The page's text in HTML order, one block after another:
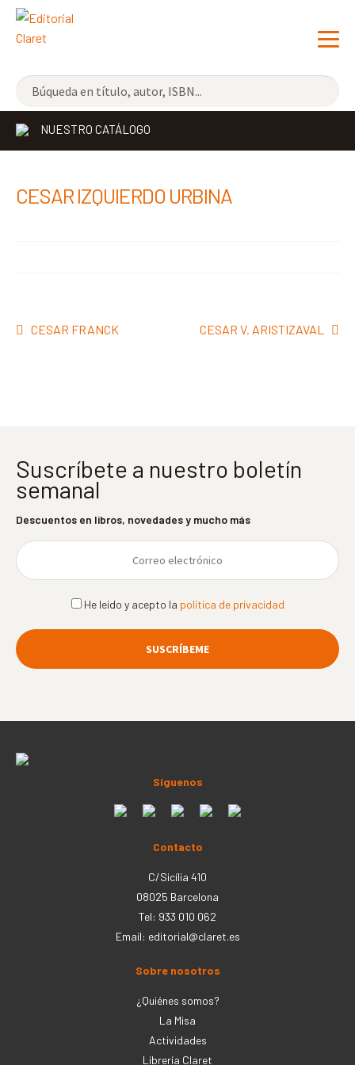
NOVEDADES
LOS MÁS VENDIDOS
NUESTRO CATÁLOGO
CESAR IZQUIERDO URBINA
Navegación
Anterior:
CESAR FRANCK Siguiente:
CESAR V. ARISTIZAVAL
Suscríbete a nuestro boletín
semanal
Descuentos en libros, novedades y mucho más
He leído y acepto la política de privacidad
Síguenos
Contacto
C/Sicília 410
08025 Barcelona
Tel: 933 010 062
Email: editorial@claret.es
Sobre nosotros
¿Quiénes somos?
La Misa
Actividades
Librería Claret